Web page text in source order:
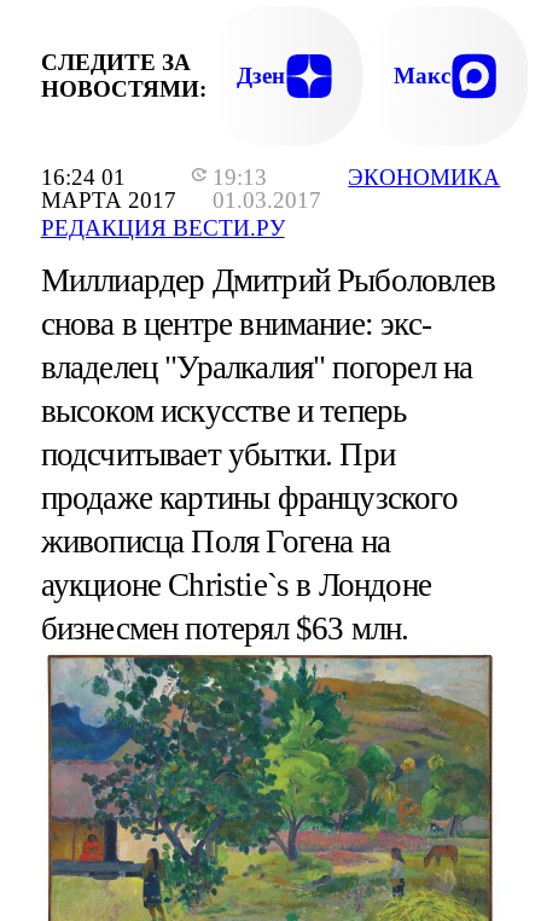
16:24 01
МАРТА 2017
19:13
01.03.2017
РЕДАКЦИЯ ВЕСТИ.РУ
ЭКОНОМИКА
СЛЕДИТЕ ЗА
НОВОСТЯМИ:
Дзен Макс
Миллиардер Дмитрий Рыболовлев
снова в центре внимание: экс-
владелец "Уралкалия" погорел на
высоком искусстве и теперь
подсчитывает убытки. При
продаже картины французского
живописца Поля Гогена на
аукционе Christie`s в Лондоне
бизнесмен потерял $63 млн.